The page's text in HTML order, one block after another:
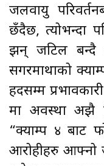
जलवायु
छँदैछ, त्योभन्दा
झन् जटिल बन्दै
सगरमाथाको
हदसम्म
मा अवस्था अझै
“क्याम्प ४ बाट
आरोहीहरु आफ्नो